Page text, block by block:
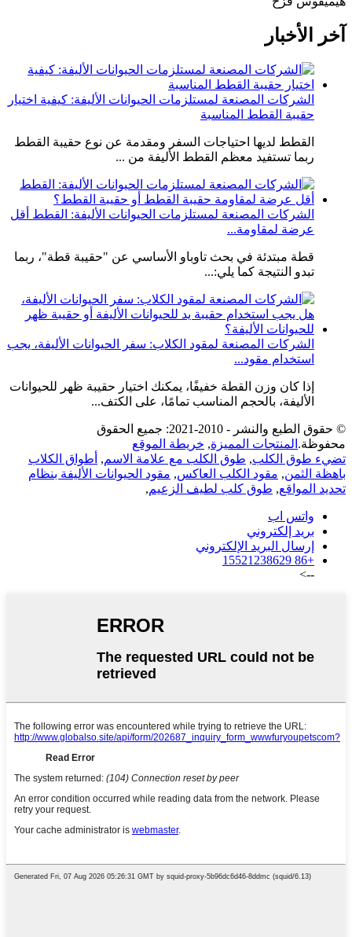
آخر الأخبار
الشركات المصنعة لمستلزمات الحيوانات الأليفة: كيفية اختيار
حقيبة القطط المناسبة
القطط لديها احتياجات السفر ومقدمة عن نوع حقيبة القطط
ربما تستفيد معظم القطط الأليفة من ...
الشركات المصنعة لمستلزمات الحيوانات الأليفة: القطط أقل
عرضة لمقاومة...
قطة مبتدئة في بحث تاوباو الأساسي عن "حقيبة قطة"، ربما
تبدو النتيجة كما يلي:...
الشركات المصنعة لمقود الكلاب: سفر الحيوانات الأليفة، يجب
استخدام مقود...
إذا كان وزن القطة خفيفًا، يمكنك اختيار حقيبة ظهر للحيوانات
الأليفة، بالحجم المناسب تمامًا، على الكتف...
© حقوق الطبع والنشر - 2010-2021: جميع الحقوق
محفوظة. المنتجات المميزة, خريطة الموقع
تضيء طوق الكلب, طوق الكلب مع علامة الاسم, أطواق الكلاب
باهظة الثمن, مقود الكلب العاكس, مقود الحيوانات الأليفة بنظام
تحديد المواقع, طوق كلب لطيف الزعيم,
واتس اب
بريد إلكتروني
إرسال البريد الإلكتروني
+86 15521238629
-->